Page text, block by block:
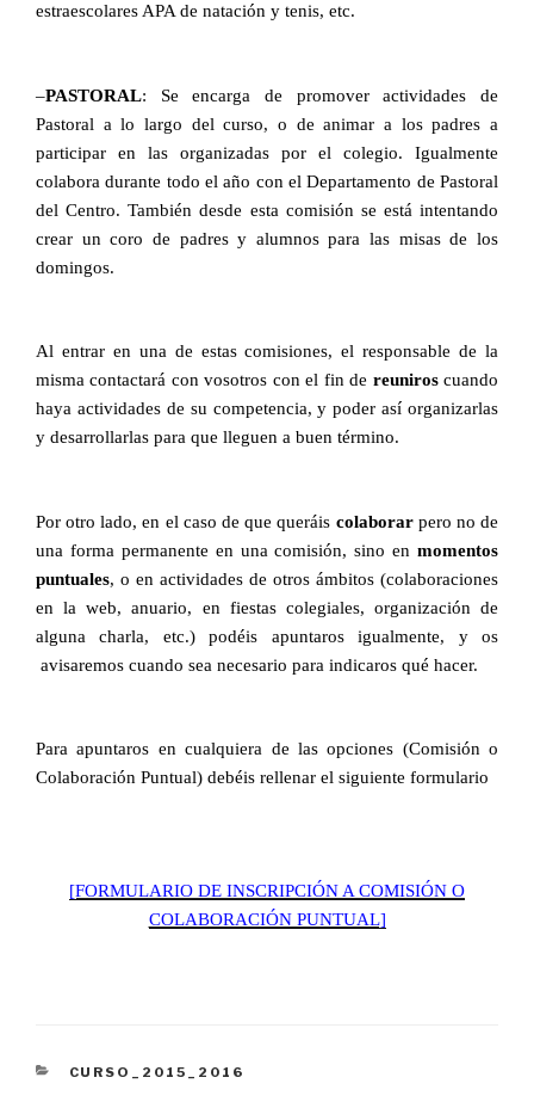
estraescolares APA de natación y tenis, etc.
–PASTORAL: Se encarga de promover actividades de
Pastoral a lo largo del curso, o de animar a los padres a
participar en las organizadas por el colegio. Igualmente
colabora durante todo el año con el Departamento de Pastoral
del Centro. También desde esta comisión se está intentando
crear un coro de padres y alumnos para las misas de los
domingos.
Al entrar en una de estas comisiones, el responsable de la
misma contactará con vosotros con el fin de reuniroscuando
haya actividades de su competencia, y poder así organizarlas
y desarrollarlas para que lleguen a buen término.
Por otro lado, en el caso de que queráis colaborarpero no de
una forma permanente en una comisión, sino en momentos
puntuales, o en actividades de otros ámbitos (colaboraciones
en la web, anuario, en fiestas colegiales, organización de
alguna charla, etc.) podéis apuntaros igualmente, y os
avisaremos cuando sea necesario para indicaros qué hacer.
Para apuntaros en cualquiera de las opciones (Comisión o
Colaboración Puntual) debéis rellenar el siguiente formulario
[FORMULARIO DE INSCRIPCIÓN A COMISIÓN O
COLABORACIÓN PUNTUAL]
CATEGORÍAS
CURSO_2015_2016